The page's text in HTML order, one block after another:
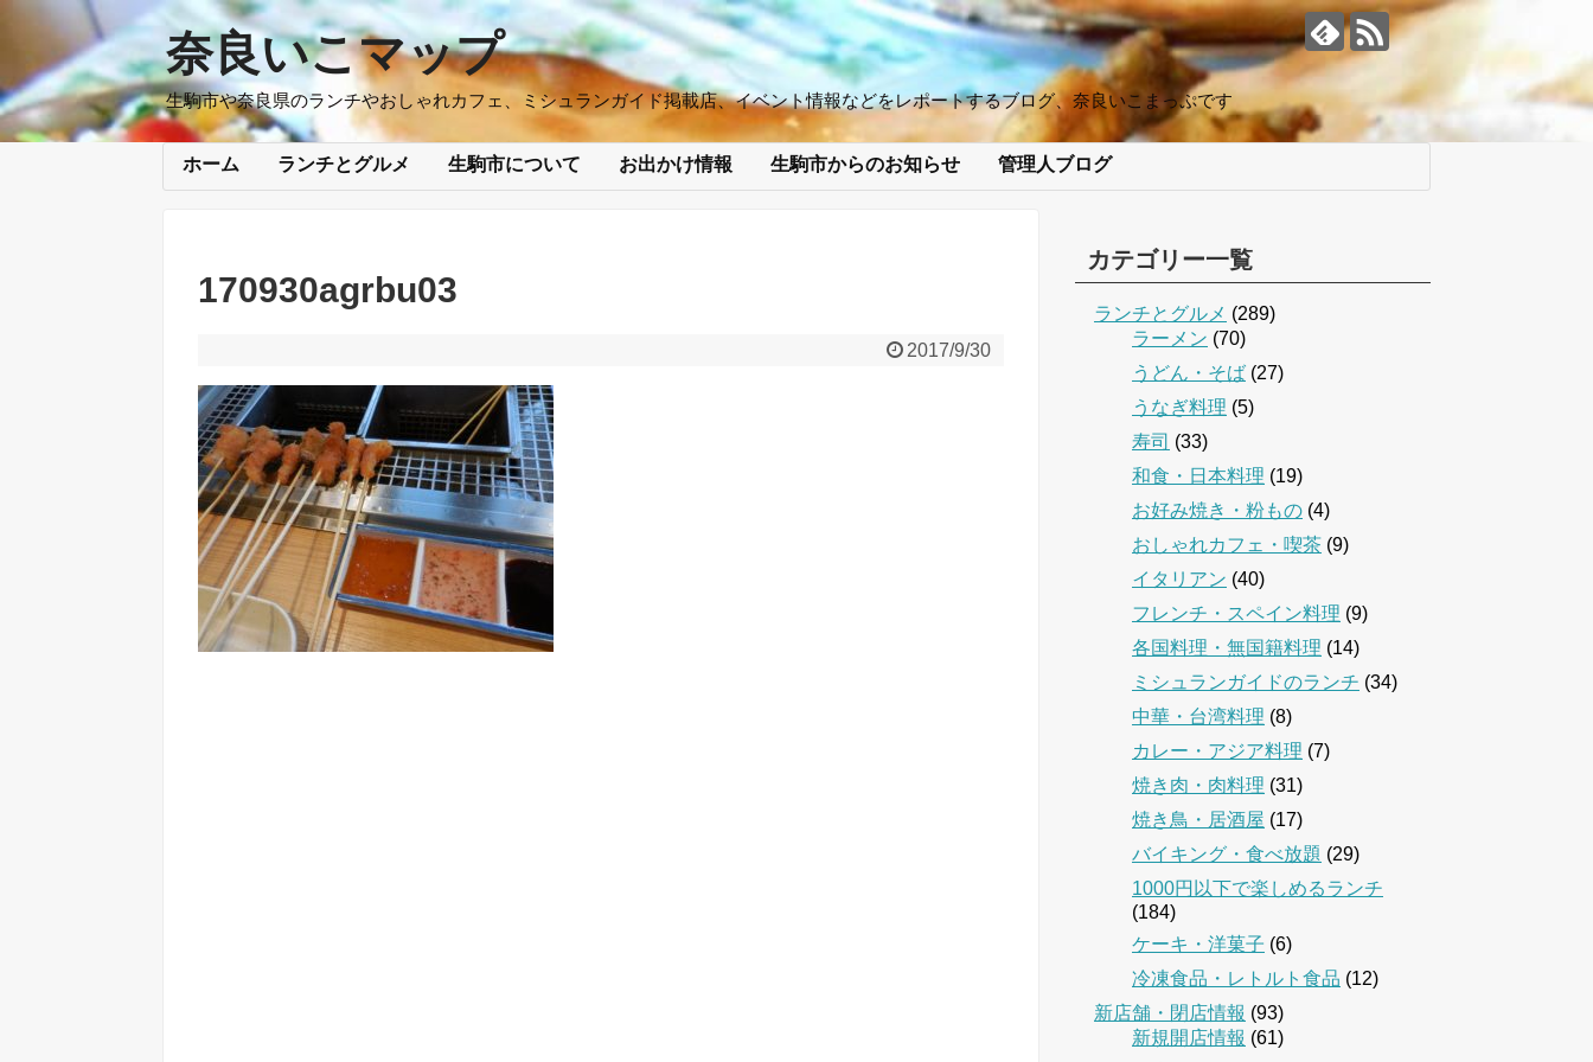
奈良いこマップ
生駒市や奈良県のランチやおしゃれカフェ、ミシュランガイド掲載店、イベント情報などをレポートするブログ、奈良いこまっぷです
ホーム ランチとグルメ 生駒市について お出かけ情報 生駒市からのお知らせ 管理人ブログ
170930agrbu03
2017/9/30
カテゴリー一覧
ランチとグルメ (289)
ラーメン (70)
うどん・そば (27)
うなぎ料理 (5)
寿司 (33)
和食・日本料理 (19)
お好み焼き・粉もの (4)
おしゃれカフェ・喫茶 (9)
イタリアン (40)
フレンチ・スペイン料理 (9)
各国料理・無国籍料理 (14)
ミシュランガイドのランチ (34)
中華・台湾料理 (8)
カレー・アジア料理 (7)
焼き肉・肉料理 (31)
焼き鳥・居酒屋 (17)
バイキング・食べ放題 (29)
1000円以下で楽しめるランチ
(184)
ケーキ・洋菓子 (6)
冷凍食品・レトルト食品 (12)
新店舗・閉店情報 (93)
新規開店情報 (61)